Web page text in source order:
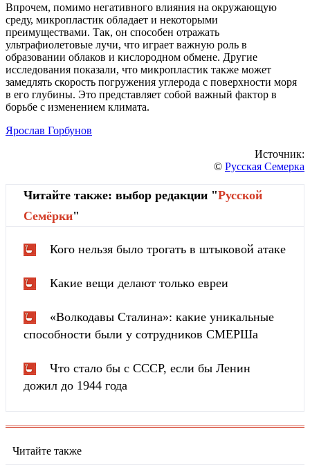
Впрочем, помимо негативного влияния на окружающую
среду, микропластик обладает и некоторыми
преимуществами. Так, он способен отражать
ультрафиолетовые лучи, что играет важную роль в
образовании облаков и кислородном обмене. Другие
исследования показали, что микропластик также может
замедлять скорость погружения углерода с поверхности моря
в его глубины. Это представляет собой важный фактор в
борьбе с изменением климата.
Ярослав Горбунов
Источник:
© Русская Семерка
Читайте также: выбор редакции "Русской
Cемёрки"
Кого нельзя было трогать в штыковой атаке
Какие вещи делают только евреи
«Волкодавы Сталина»: какие уникальные
способности были у сотрудников СМЕРШа
Что стало бы с СССР, если бы Ленин
дожил до 1944 года
Читайте также